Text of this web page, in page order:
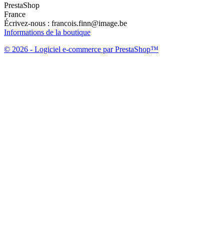
PrestaShop
France
Écrivez-nous : francois.finn@image.be
Informations de la boutique
© 2026 - Logiciel e-commerce par PrestaShop™